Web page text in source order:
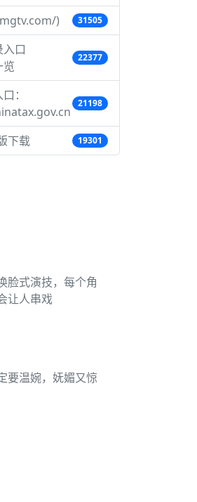
) 31505
口
22377
：
21198
下载 19301
脸式演技，每个角
让人串戏
要温婉，妩媚又惊